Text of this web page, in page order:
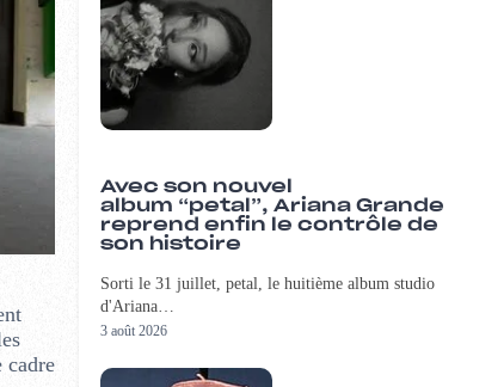
cadre
Avec son nouvel
album “petal”, Ariana Grande
reprend enfin le contrôle de
son histoire
Sorti le 31 juillet, petal, le huitième album studio
d'Ariana…
3 août 2026